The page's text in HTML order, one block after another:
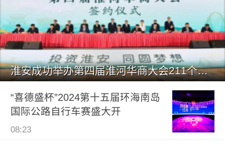
淮安成功举办第四届淮河华商大会211个签约项目 总投资1486.
“喜德盛杯”2024第十五届环海南岛
国际公路自行车赛盛大开
08:23